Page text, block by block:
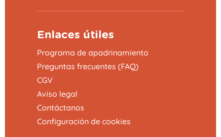
Enlaces útiles
Programa de apadrinamiento
Preguntas frecuentes (FAQ)
CGV
Aviso legal
Contáctanos
Configuración de cookies